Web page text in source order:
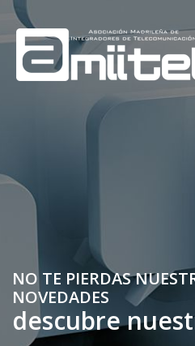
NO TE PIERDAS
NOVEDADES
descubre